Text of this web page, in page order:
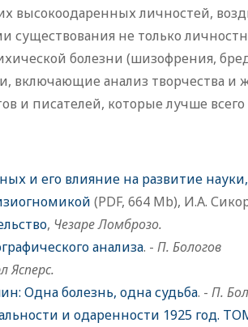
высокоодаренных личностей,
существования не только
болезни (шизофрения,
включающие анализ творчества
и писателей, которые лучше
и его влияние на развитие
(PDF, 664 Mb), И.А.
, Чезаре Ломброзо.
анализа. - П. Бологов
Ясперс.
Одна болезнь, одна судьба. - П.
и одаренности 1925 год.